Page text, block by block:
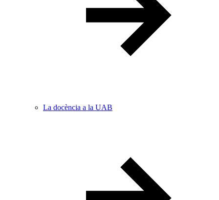
La docència a la UAB